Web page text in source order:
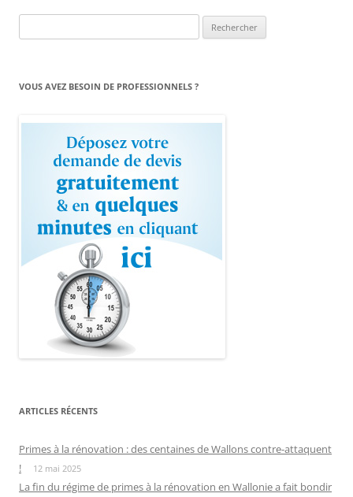
VOUS AVEZ BESOIN DE PROFESSIONNELS ?
ARTICLES RÉCENTS
Primes à la rénovation : des centaines de Wallons contre-attaquent
!
12 mai 2025
La fin du régime de primes à la rénovation en Wallonie a fait bondir